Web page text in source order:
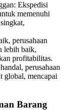
Ekspedisi
memenuhi
perusahaan
lebih baik,
profitabilitas.
perusahaan
global, mencapai
Barang